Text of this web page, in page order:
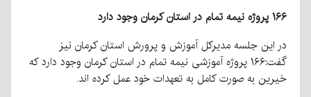
۱۶۶ پروژه نیمه تمام در استان کرمان وجود دارد
در این جلسه مدیرکل آموزش و پرورش استان کرمان نیز
گفت:۱۶۶ پروژه آموزشی نیمه تمام در استان کرمان وجود دارد که
خیرین به صورت کامل به تعهدات خود عمل کرده اند.